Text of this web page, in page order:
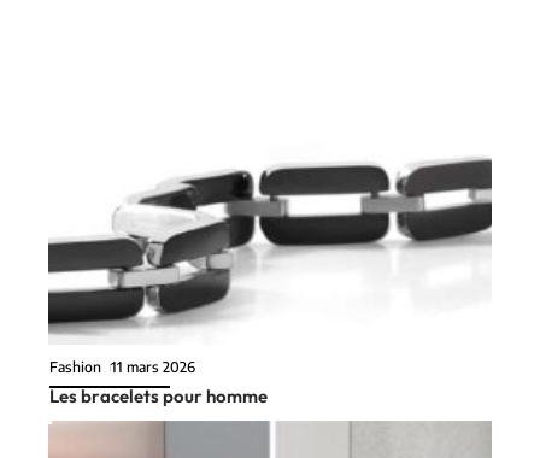
Fashion 11 mars 2026
Les bracelets pour homme